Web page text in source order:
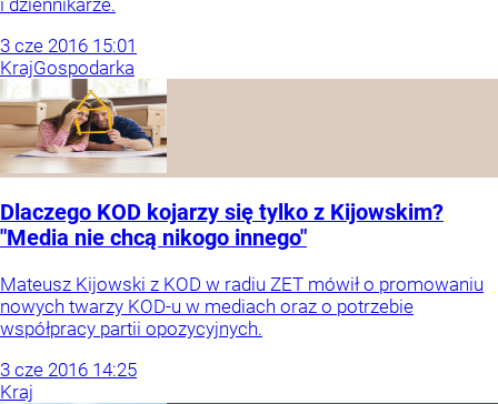
i dziennikarze.
3 cze 2016 15:01
KrajGospodarka
Dlaczego KOD kojarzy się tylko z Kijowskim?
"Media nie chcą nikogo innego"
Mateusz Kijowski z KOD w radiu ZET mówił o promowaniu
nowych twarzy KOD-u w mediach oraz o potrzebie
współpracy partii opozycyjnych.
3 cze 2016 14:25
Kraj